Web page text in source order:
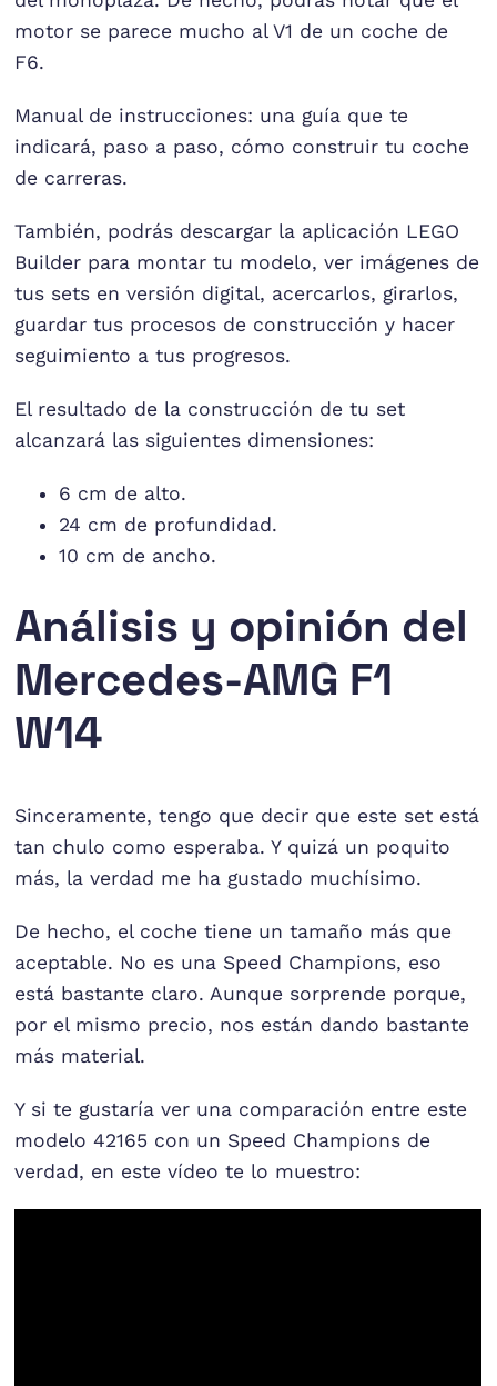
motor se parece mucho al V1 de un coche de
F6.
Manual de instrucciones: una guía que te
indicará, paso a paso, cómo construir tu coche
de carreras.
También, podrás descargar la aplicación LEGO
Builder para montar tu modelo, ver imágenes de
tus sets en versión digital, acercarlos, girarlos,
guardar tus procesos de construcción y hacer
seguimiento a tus progresos.
El resultado de la construcción de tu set
alcanzará las siguientes dimensiones:
6 cm de alto.
24 cm de profundidad.
10 cm de ancho.
Análisis y opinión del
Mercedes-AMG F1
W14
Sinceramente, tengo que decir que este set está
tan chulo como esperaba. Y quizá un poquito
más, la verdad me ha gustado muchísimo.
De hecho, el coche tiene un tamaño más que
aceptable. No es una Speed Champions, eso
está bastante claro. Aunque sorprende porque,
por el mismo precio, nos están dando bastante
más material.
Y si te gustaría ver una comparación entre este
modelo 42165 con un Speed Champions de
verdad, en este vídeo te lo muestro: